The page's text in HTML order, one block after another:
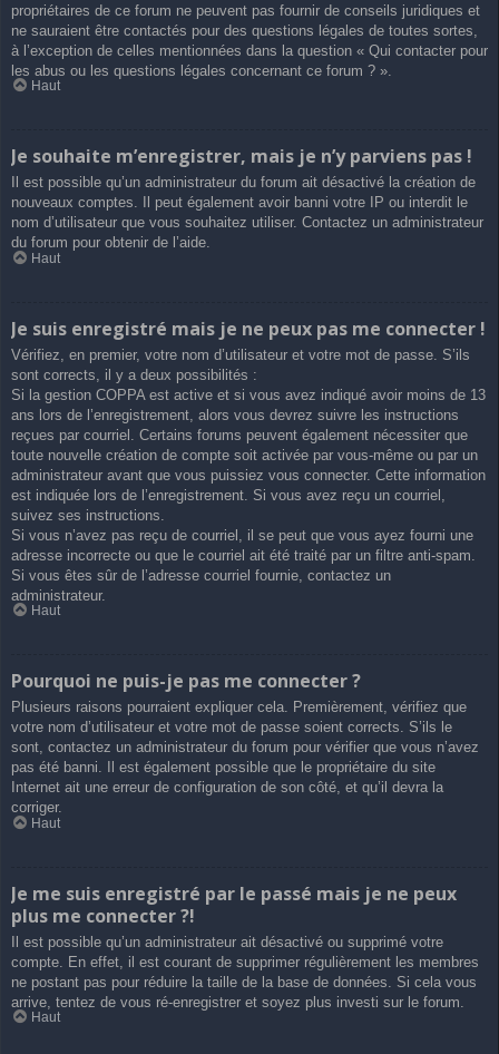
propriétaires de ce forum ne peuvent pas fournir de conseils juridiques et
ne sauraient être contactés pour des questions légales de toutes sortes,
à l’exception de celles mentionnées dans la question « Qui contacter pour
les abus ou les questions légales concernant ce forum ? ».
Haut
Je souhaite m’enregistrer, mais je n’y parviens pas !
Il est possible qu’un administrateur du forum ait désactivé la création de
nouveaux comptes. Il peut également avoir banni votre IP ou interdit le
nom d’utilisateur que vous souhaitez utiliser. Contactez un administrateur
du forum pour obtenir de l’aide.
Haut
Je suis enregistré mais je ne peux pas me connecter !
Vérifiez, en premier, votre nom d’utilisateur et votre mot de passe. S’ils
sont corrects, il y a deux possibilités :
Si la gestion COPPA est active et si vous avez indiqué avoir moins de 13
ans lors de l’enregistrement, alors vous devrez suivre les instructions
reçues par courriel. Certains forums peuvent également nécessiter que
toute nouvelle création de compte soit activée par vous-même ou par un
administrateur avant que vous puissiez vous connecter. Cette information
est indiquée lors de l’enregistrement. Si vous avez reçu un courriel,
suivez ses instructions.
Si vous n’avez pas reçu de courriel, il se peut que vous ayez fourni une
adresse incorrecte ou que le courriel ait été traité par un filtre anti-spam.
Si vous êtes sûr de l’adresse courriel fournie, contactez un
administrateur.
Haut
Pourquoi ne puis-je pas me connecter ?
Plusieurs raisons pourraient expliquer cela. Premièrement, vérifiez que
votre nom d’utilisateur et votre mot de passe soient corrects. S’ils le
sont, contactez un administrateur du forum pour vérifier que vous n’avez
pas été banni. Il est également possible que le propriétaire du site
Internet ait une erreur de configuration de son côté, et qu’il devra la
corriger.
Haut
Je me suis enregistré par le passé mais je ne peux
plus me connecter ?!
Il est possible qu’un administrateur ait désactivé ou supprimé votre
compte. En effet, il est courant de supprimer régulièrement les membres
ne postant pas pour réduire la taille de la base de données. Si cela vous
arrive, tentez de vous ré-enregistrer et soyez plus investi sur le forum.
Haut